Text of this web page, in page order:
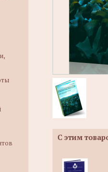
С этим